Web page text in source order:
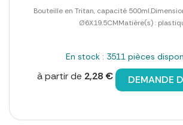
Bouteille en Tritan, capacité
Ø6X19.5CMMatière(s) :
En stock : 3511 pièces
à partir de 2,28 € DEMANDE